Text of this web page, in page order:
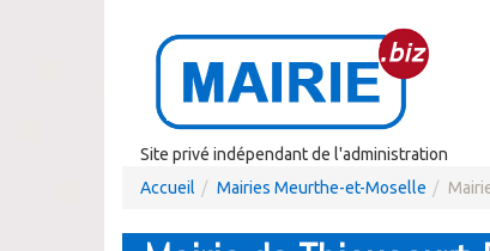
Site privé indépendant de l'administration
Accueil
Mairies Meurthe-et-Moselle